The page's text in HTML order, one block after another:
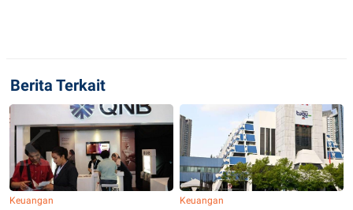
Berita Terkait
Keuangan Keuangan